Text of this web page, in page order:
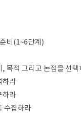
비(1~6단계)
, 목적 그리고 논점을 선
하라
하라
수집하라